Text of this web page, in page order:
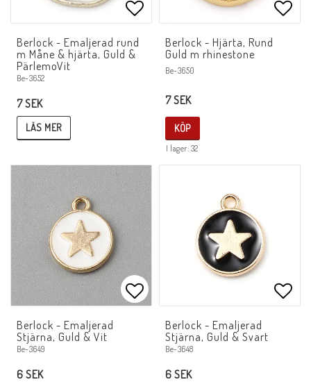
Lägg till i favoritlistan
Berlock - Emaljerad rund
m Måne & hjärta, Guld &
PärlemoVit
Be-3652
7 SEK
LÄS MER
Berlock - Hjärta, Rund
Guld m rhinestone
Be-3650
7 SEK
I lager: 32
KÖP
Lägg till i favoritlistan
Berlock - Emaljerad
Stjärna, Guld & Vit
Be-3649
6 SEK
Berlock - Emaljerad
Stjärna, Guld & Svart
Be-3648
6 SEK